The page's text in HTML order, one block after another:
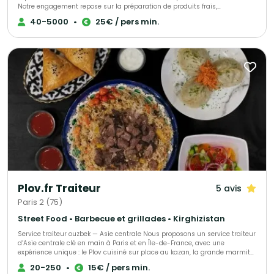
Notre engagement repose sur la préparation de produits frais,
majoritairement sélectionnés auprès de producteurs locaux, afin de
garantir une qualité irréprochable. En tant que traiteur pour particuliers et
40-5000 • 25€ / pers min.
Plov.fr Traiteur 5 avis
Paris 2 (75)
Street Food • Barbecue et grillades • Kirghizistan
Service traiteur ouzbek — Asie centrale Nous proposons un service traiteur
d’Asie centrale clé en main à Paris et en Île-de-France, avec une
expérience unique : le Plov cuisiné sur place au kazan, la grande marmite
traditionnelle, devant vos invités. 🔥 Un véritable show culinaire Nos chefs
cuisinent à feu ouvert, selon la recette traditionnelle. La cuisson lente, les
20-250 • 15€ / pers min.